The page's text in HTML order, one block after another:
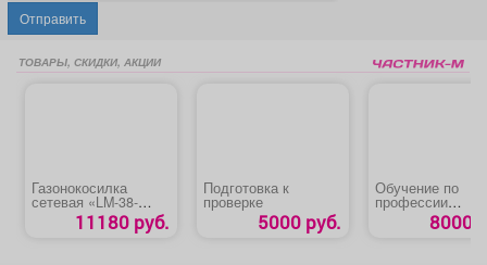
Отправить
ТОВАРЫ, СКИДКИ, АКЦИИ
Газонокосилка
сетевая «LM-38-
11180 руб.
Подготовка к
проверке
5000 руб.
Обучение по
профессии
«Машинист
автовышки и
8000